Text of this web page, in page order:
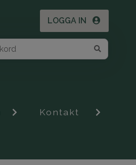
LOGGA IN
Kontakt